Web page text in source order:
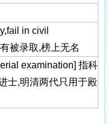
in civil
被录取,榜上无名
examination] 指科
士,明清两代只用于殿